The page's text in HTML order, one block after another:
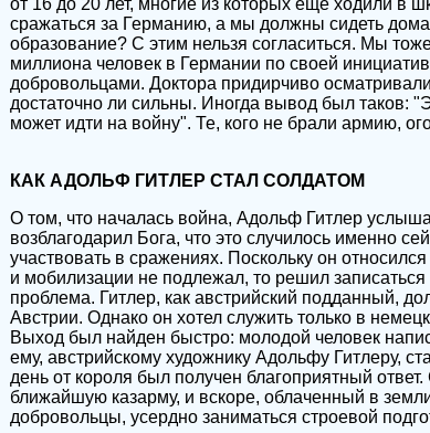
от 16 до 20 лет, многие из которых еще ходили в
сражаться за Германию, а мы должны сидеть дома
образование? С этим нельзя согласиться. Мы
миллиона человек в Германии по своей
добровольцами. Доктора придирчиво
достаточно ли сильны. Иногда вывод был
может идти на войну". Те, кого не брали армию,
КАК АДОЛЬФ ГИТЛЕР СТАЛ СОЛДАТОМ
О том, что началась война, Адольф Гитлер
возблагодарил Бога, что это случилось именно
участвовать в сражениях. Поскольку он
и мобилизации не подлежал, то решил
проблема. Гитлер, как австрийский подданный,
Австрии. Однако он хотел служить только в
Выход был найден быстро: молодой человек
ему, австрийскому художнику Адольфу Гитлеру,
день от короля был получен благоприятный
ближайшую казарму, и вскоре, облаченный в
добровольцы, усердно заниматься строевой